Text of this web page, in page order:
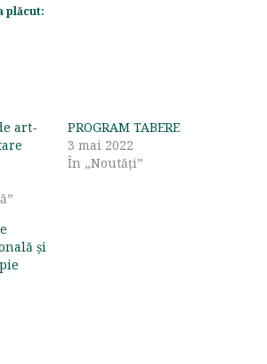
plăcut:
art-
PROGRAM TABERE
3 mai 2022
În „Noutăți”
și